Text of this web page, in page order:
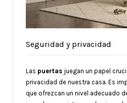
Seguridad y privacidad
Las puertas juegan un papel
privacidad de nuestra casa. Es
que ofrezcan un nivel adecuado